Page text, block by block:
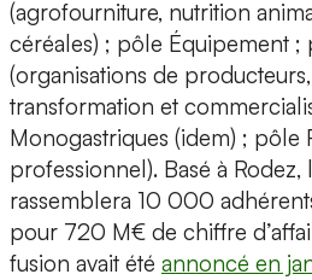
(agrofourniture, nutrition
céréales) ; pôle Équipement ;
(organisations de
transformation et
Monogastriques (idem) ; pôle
professionnel). Basé à
rassemblera 10 000
pour 720 M€ de chiffre
fusion avait été annoncé en